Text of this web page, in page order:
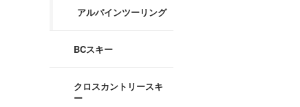
アルパインツーリング
BCスキー
クロスカントリースキ
ー